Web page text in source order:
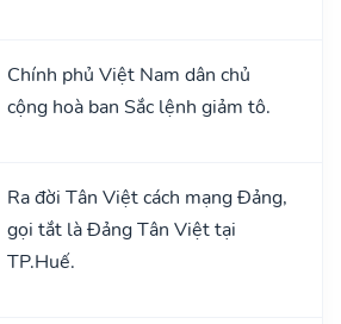
Chính phủ Việt Nam dân chủ
cộng hoà ban Sắc lệnh giảm tô.
Ra đời Tân Việt cách mạng Đảng,
gọi tắt là Đảng Tân Việt tại
TP.Huế.